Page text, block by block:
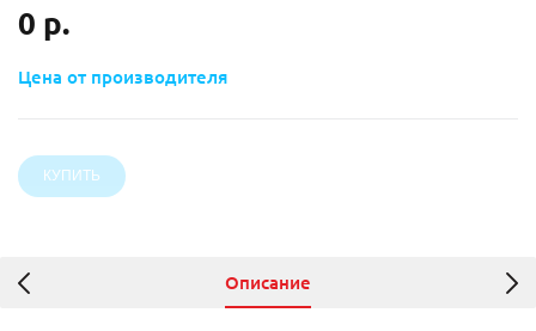
0 р.
Цена от производителя
Описание